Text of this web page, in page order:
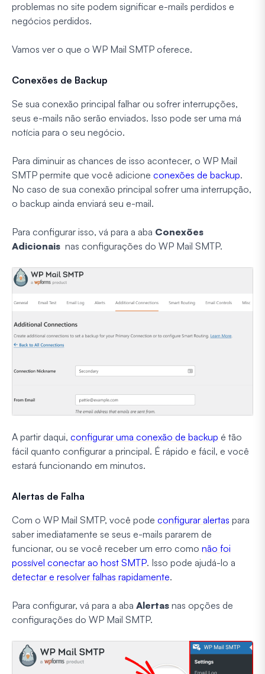
problemas no site podem significar e-mails perdidos e
negócios perdidos.
Vamos ver o que o WP Mail SMTP oferece.
Conexões de Backup
Se sua conexão principal falhar ou sofrer interrupções,
seus e-mails não serão enviados. Isso pode ser uma má
notícia para o seu negócio.
Para diminuir as chances de isso acontecer, o WP Mail
SMTP permite que você adicione conexões de backup.
No caso de sua conexão principal sofrer uma interrupção,
o backup ainda enviará seu e-mail.
Para configurar isso, vá para a aba Conexões
Adicionais nas configurações do WP Mail SMTP.
A partir daqui, configurar uma conexão de backup é tão
fácil quanto configurar a principal. É rápido e fácil, e você
estará funcionando em minutos.
Alertas de Falha
Com o WP Mail SMTP, você pode configurar alertas para
saber imediatamente se seus e-mails pararem de
funcionar, ou se você receber um erro como não foi
possível conectar ao host SMTP. Isso pode ajudá-lo a
detectar e resolver falhas rapidamente.
Para configurar, vá para a aba Alertas nas opções de
configurações do WP Mail SMTP.